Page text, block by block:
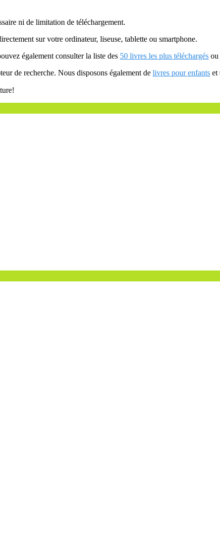
ni de limitation de téléchargement.
sur votre ordinateur, liseuse, tablette ou smartphone.
également consulter la liste des 50 livres les plus téléchargés ou
de recherche. Nous disposons également de livres pour enfants et